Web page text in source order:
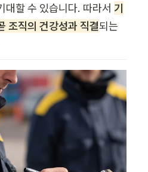
대할 수 있습니다. 따라서 기
조직의 건강성과 직결되는